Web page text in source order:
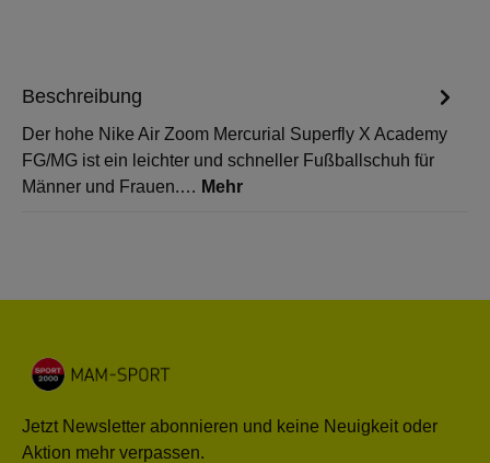
Beschreibung
Der hohe Nike Air Zoom Mercurial Superfly X Academy
FG/MG ist ein leichter und schneller Fußballschuh für
Männer und Frauen.… Mehr
Jetzt Newsletter abonnieren und keine Neuigkeit oder
Aktion mehr verpassen.